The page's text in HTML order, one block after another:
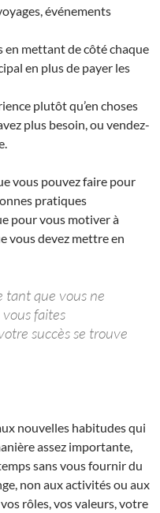
événements
en mettant de côté chaque
en plus de payer les
plutôt qu’en choses
plus besoin, ou vendez-
vous pouvez faire pour
pratiques
pour vous motiver à
vous devez mettre en
tant que vous ne
faites
succès se trouve
nouvelles habitudes qui
assez importante,
sans vous fournir du
non aux activités ou aux
rôles, vos valeurs, votre